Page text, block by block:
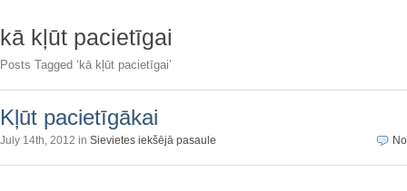
kā kļūt pacietīgai
Posts Tagged ‘kā kļūt pacietīgai’
Kļūt pacietīgākai
July 14th, 2012 in Sievietes iekšējā pasaule